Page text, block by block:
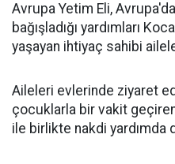
Avrupa Yetim Eli,
bağışladığı yardımları
yaşayan ihtiyaç sahibi
Aileleri evlerinde ziyaret
çocuklarla bir vakit geçiren
ile birlikte nakdi yardımda